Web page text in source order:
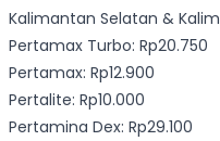
Kalimantan Selatan &
Pertamax Turbo: Rp20.750
Pertamax: Rp12.900
Pertalite: Rp10.000
Pertamina Dex: Rp29.100